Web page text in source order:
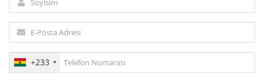
+233